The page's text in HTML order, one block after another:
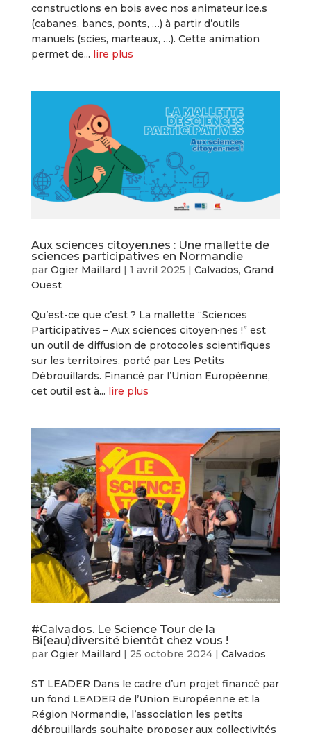
constructions en bois avec nos animateur.ice.s
(cabanes, bancs, ponts, …) à partir d’outils
manuels (scies, marteaux, …). Cette animation
permet de... lire plus
Aux sciences citoyen.nes : Une mallette de
sciences participatives en Normandie
par Ogier Maillard 1 avril 2025 Calvados, Grand
Ouest
Qu’est-ce que c’est ? La mallette “Sciences
Participatives – Aux sciences citoyen·nes !” est
un outil de diffusion de protocoles scientifiques
sur les territoires, porté par Les Petits
Débrouillards. Financé par l’Union Européenne,
cet outil est à... lire plus
#Calvados. Le Science Tour de la
Bi(eau)diversité bientôt chez vous !
par Ogier Maillard 25 octobre 2024| Calvados
ST LEADER Dans le cadre d’un projet financé par
un fond LEADER de l’Union Européenne et la
Région Normandie, l’association les petits
débrouillards souhaite proposer aux collectivités